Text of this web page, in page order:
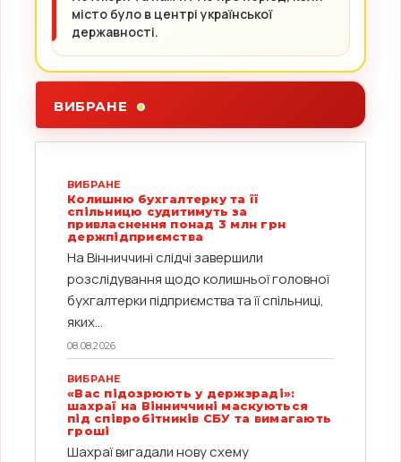
місто було в центрі української
державності.
ВИБРАНЕ
ВИБРАНЕ
Колишню бухгалтерку та її
спільницю судитимуть за
привласнення понад 3 млн грн
держпідприємства
На Вінниччині слідчі завершили
розслідування щодо колишньої головної
бухгалтерки підприємства та її спільниці,
яких...
08.08.2026
ВИБРАНЕ
«Вас підозрюють у держзраді»:
шахраї на Вінниччині маскуються
під співробітників СБУ та вимагають
гроші
Шахраї вигадали нову схему